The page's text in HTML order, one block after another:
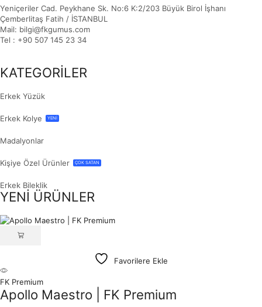
Yeniçeriler Cad. Peykhane Sk. No:6 K:2/203 Büyük Birol İşhanı
Çemberlitaş Fatih / İSTANBUL
Mail: bilgi@fkgumus.com
Tel : +90 507 145 23 34
KATEGORİLER
Erkek Yüzük
Erkek Kolye YENİ
Madalyonlar
Kişiye Özel Ürünler ÇOK SATAN
Erkek Bileklik
YENİ ÜRÜNLER
Favorilere Ekle
FK Premium
Apollo Maestro | FK Premium